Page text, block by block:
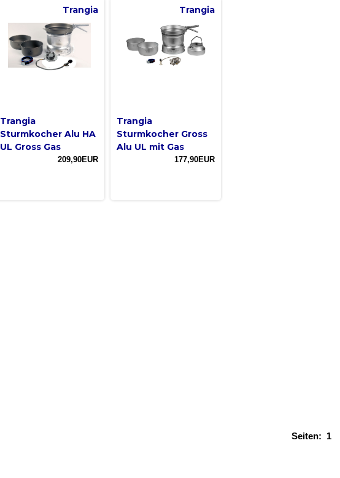
Trangia
Trangia
Sturmkocher Alu HA
UL Gross Gas
209,90EUR
Trangia
Trangia
Sturmkocher Gross
Alu UL mit Gas
177,90EUR
Seiten: 1